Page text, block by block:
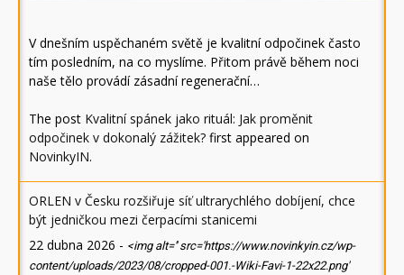
V dnešním uspěchaném světě je kvalitní odpočinek často
tím posledním, na co myslíme. Přitom právě během noci
naše tělo provádí zásadní regenerační…
The post Kvalitní spánek jako rituál: Jak proměnit
odpočinek v dokonalý zážitek? first appeared on
NovinkyIN.
ORLEN v Česku rozšiřuje síť ultrarychlého dobíjení, chce
být jedničkou mezi čerpacími stanicemi
22 dubna 2026 - <img alt='' src='https://www.novinkyin.cz/wp-
content/uploads/2023/08/cropped-001.-Wiki-Favi-1-22x22.png'